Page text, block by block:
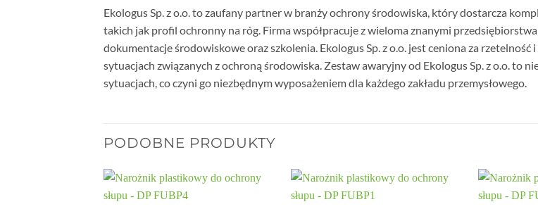
Ekologus Sp. z o.o. to zaufany partner w branży ochrony środowiska, który dostarcza
takich jak profil ochronny na róg. Firma współpracuje z wieloma znanymi
dokumentacje środowiskowe oraz szkolenia. Ekologus Sp. z o.o. jest ceniona za
sytuacjach związanych z ochroną środowiska. Zestaw awaryjny od Ekologus Sp. z o.o. to
sytuacjach, co czyni go niezbędnym wyposażeniem dla każdego zakładu przemysłowego.
PODOBNE PRODUKTY